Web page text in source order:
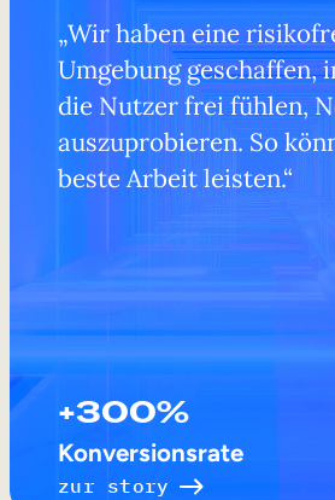
„Wir haben eine
Umgebung geschaffen,
die Nutzer frei fühlen,
auszuprobieren. So
beste Arbeit leisten.“
+300%
Konversionsrate
zur story